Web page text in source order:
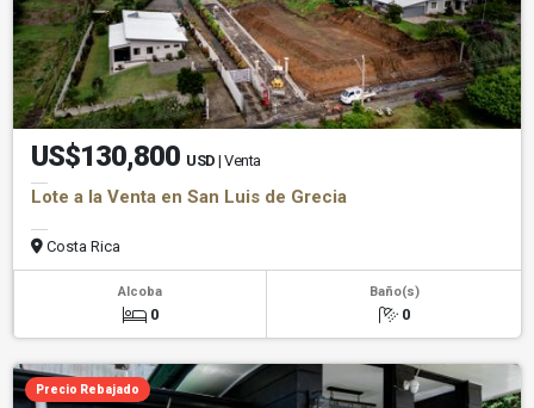
US$130,800 USD | Venta
Lote a la Venta en San Luis de Grecia
Costa Rica
Alcoba
0
Baño(s)
0
Precio Rebajado